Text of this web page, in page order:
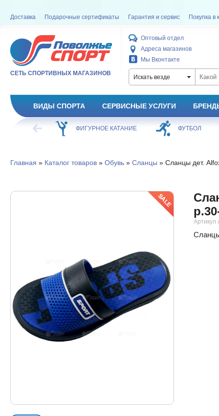
Доставка Подарочные сертификаты Гарантия и сервис Покупка в
СЕТЬ СПОРТИВНЫХ МАГАЗИНОВ
Оптовый отдел
Адреса магазинов
Мы Вконтакте
Искать везде
ВИДЫ СПОРТА СЕРВИСНЫЕ УСЛУГИ
ФИГУРНОЕ КАТАНИЕ ФУТБОЛ БАСКЕТБОЛ
Главная » Каталог товаров» Обувь» Сланцы » Сланцы дет.
Артикул